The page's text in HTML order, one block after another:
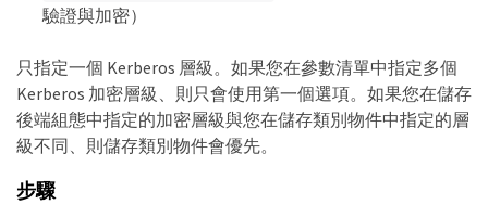
驗證與加密）
只指定一個 Kerberos 層級。如果您在參數清單中指定多個
Kerberos 加密層級、則只會使用第一個選項。如果您在儲存
後端組態中指定的加密層級與您在儲存類別物件中指定的層
級不同、則儲存類別物件會優先。
步驟